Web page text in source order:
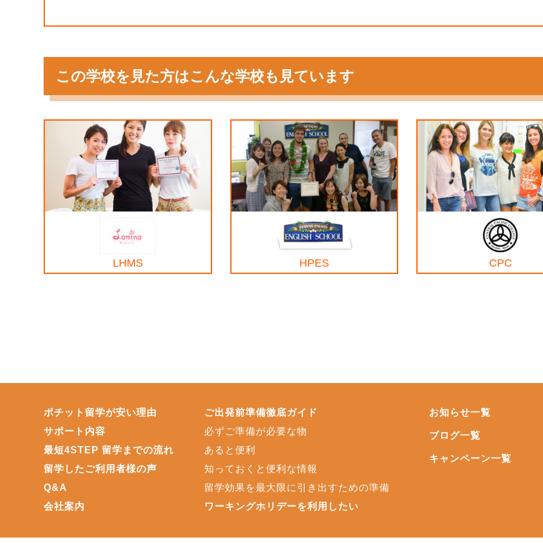
この学校を見た方はこんな学校も見ています
LHMS HPES CPC
ポチット留学が安い理由
サポート内容
最短4STEP 留学までの流れ
留学したご利用者様の声
Q&A
会社案内
ご出発前準備徹底ガイド
必ずご準備が必要な物
あると便利
知っておくと便利な情報
留学効果を最大限に引き出すための準備
ワーキングホリデーを利用したい
お知らせ一覧
ブログ一覧
キャンペーン一覧